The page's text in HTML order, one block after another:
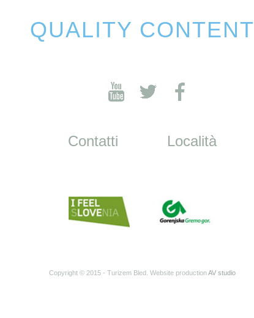
QUALITY CONTENT
Contatti Località
Copyright © 2015 - Turizem Bled. Website productionAV studio